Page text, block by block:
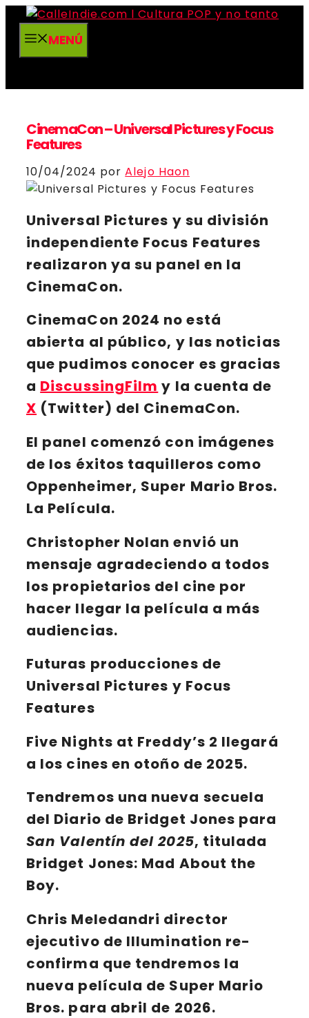
Saltar
contenidoMENÚ
CinemaCon – Universal Pictures y Focus
Features
10/04/2024 porAlejo Haon
Universal Pictures y su división
independiente Focus Features
realizaron ya su panel en la
CinemaCon.
CinemaCon 2024 no está
abierta al público, y las noticias
que pudimos conocer es gracias
a DiscussingFilm y la cuenta de
X (Twitter) del CinemaCon.
El panel comenzó con imágenes
de los éxitos taquilleros como
Oppenheimer, Super Mario Bros.
La Película.
Christopher Nolan envió un
mensaje agradeciendo a todos
los propietarios del cine por
hacer llegar la película a más
audiencias.
Futuras producciones de
Universal Pictures y Focus
Features
Five Nights at Freddy’s 2 llegará
a los cines en otoño de 2025.
Tendremos una nueva secuela
del Diario de Bridget Jones para
San Valentín del 2025, titulada
Bridget Jones: Mad About the
Boy.
Chris Meledandri director
ejecutivo de Illumination re-
confirma que tendremos la
nueva película de Super Mario
Bros. para abril de 2026.